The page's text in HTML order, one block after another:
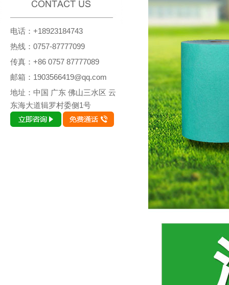
电话：+18923184743
热线：0757-87777099
传真：+86 0757 87777089
邮箱：1903566419@qq.com
地址：中国 广东 佛山三水区 云
东海大道辑罗村委侧1号